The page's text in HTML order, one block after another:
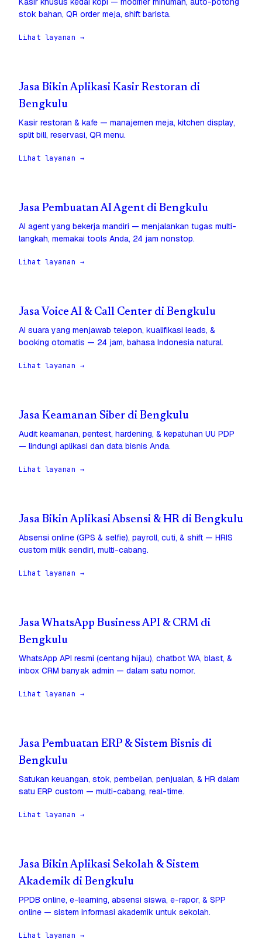
stok bahan, QR order meja, shift barista.
Lihat layanan →
Jasa Bikin Aplikasi Kasir Restoran di
Bengkulu
Kasir restoran & kafe — manajemen meja, kitchen display,
split bill, reservasi, QR menu.
Lihat layanan →
Jasa Pembuatan AI Agent di Bengkulu
AI agent yang bekerja mandiri — menjalankan tugas multi-
langkah, memakai tools Anda, 24 jam nonstop.
Lihat layanan →
Jasa Voice AI & Call Center di Bengkulu
AI suara yang menjawab telepon, kualifikasi leads, &
booking otomatis — 24 jam, bahasa Indonesia natural.
Lihat layanan →
Jasa Keamanan Siber di Bengkulu
Audit keamanan, pentest, hardening, & kepatuhan UU PDP
— lindungi aplikasi dan data bisnis Anda.
Lihat layanan →
Jasa Bikin Aplikasi Absensi & HR di Bengkulu
Absensi online (GPS & selfie), payroll, cuti, & shift — HRIS
custom milik sendiri, multi-cabang.
Lihat layanan →
Jasa WhatsApp Business API & CRM di
Bengkulu
WhatsApp API resmi (centang hijau), chatbot WA, blast, &
inbox CRM banyak admin — dalam satu nomor.
Lihat layanan →
Jasa Pembuatan ERP & Sistem Bisnis di
Bengkulu
Satukan keuangan, stok, pembelian, penjualan, & HR dalam
satu ERP custom — multi-cabang, real-time.
Lihat layanan →
Jasa Bikin Aplikasi Sekolah & Sistem
Akademik di Bengkulu
PPDB online, e-learning, absensi siswa, e-rapor, & SPP
online — sistem informasi akademik untuk sekolah.
Lihat layanan →